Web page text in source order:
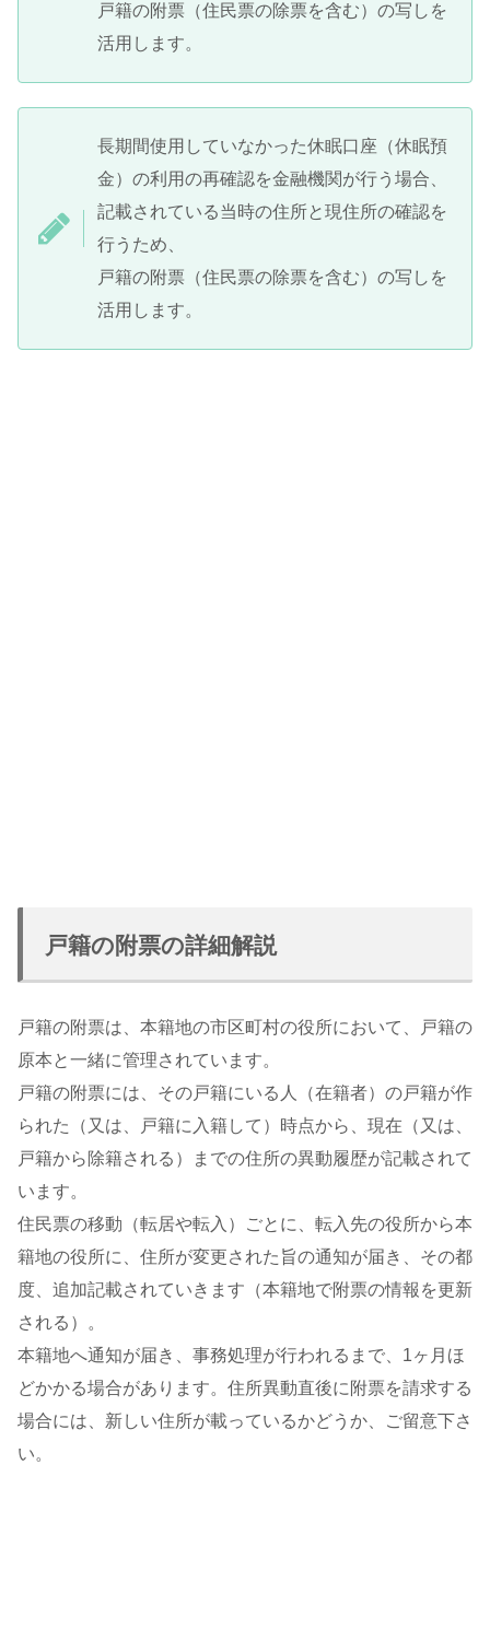
戸籍の附票（住民票の除票を含む）の写しを
活用します。
長期間使用していなかった休眠口座（休眠預
金）の利用の再確認を金融機関が行う場合、
記載されている当時の住所と現住所の確認を
行うため、
戸籍の附票（住民票の除票を含む）の写しを
活用します。
戸籍の附票の詳細解説
戸籍の附票は、本籍地の市区町村の役所において、戸籍の
原本と一緒に管理されています。
戸籍の附票には、その戸籍にいる人（在籍者）の戸籍が作
られた（又は、戸籍に入籍して）時点から、現在（又は、
戸籍から除籍される）までの住所の異動履歴が記載されて
います。
住民票の移動（転居や転入）ごとに、転入先の役所から本
籍地の役所に、住所が変更された旨の通知が届き、その都
度、追加記載されていきます（本籍地で附票の情報を更新
される）。
本籍地へ通知が届き、事務処理が行われるまで、1ヶ月ほ
どかかる場合があります。住所異動直後に附票を請求する
場合には、新しい住所が載っているかどうか、ご留意下さ
い。